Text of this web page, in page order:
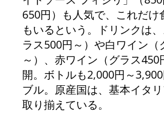
650円）も人気で、これだけ
もいるという。ドリンクは
ラス500円～）や白ワイン（
～）、赤ワイン（グラス450
開。ボトルも2,000円～
ブル。原産国は、基本イタ
取り揃えている。